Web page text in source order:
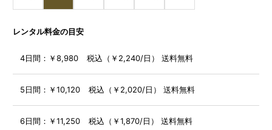
レンタル料金の目安
4日間： ￥8,980 税込（￥2,240/日） 送料無料
5日間： ￥10,120 税込（￥2,020/日） 送料無料
6日間： ￥11,250 税込（￥1,870/日） 送料無料